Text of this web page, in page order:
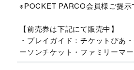
※POCKET PARCO会員様ご提示
【前売券は下記にて販売中】
・プレイガイド：チケットぴあ
ーソンチケット・ファミリーマ